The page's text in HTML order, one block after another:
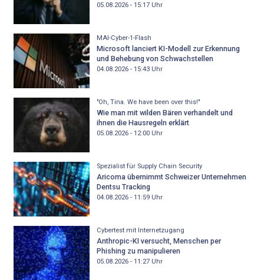
05.08.2026 - 15:17Uhr
MAI-Cyber-1-Flash
Microsoft lanciert KI-Modell zur Erkennung
und Behebung von Schwachstellen
04.08.2026 - 15:43Uhr
"Oh, Tina. We have been over this!"
Wie man mit wilden Bären verhandelt und
ihnen die Hausregeln erklärt
05.08.2026 - 12:00Uhr
Spezialist für Supply Chain Security
Aricoma übernimmt Schweizer Unternehmen
Dentsu Tracking
04.08.2026 - 11:59Uhr
Cybertest mit Internetzugang
Anthropic-KI versucht, Menschen per
Phishing zu manipulieren
05.08.2026 - 11:27Uhr